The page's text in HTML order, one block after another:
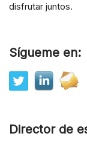
disfrutar juntos.
Sígueme en:
Director de